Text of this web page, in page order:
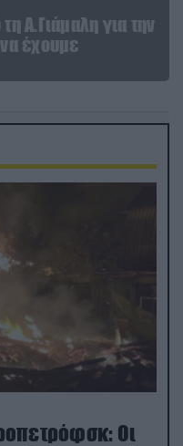
Α.Γιάμαλη για την
έχουμε
Οι